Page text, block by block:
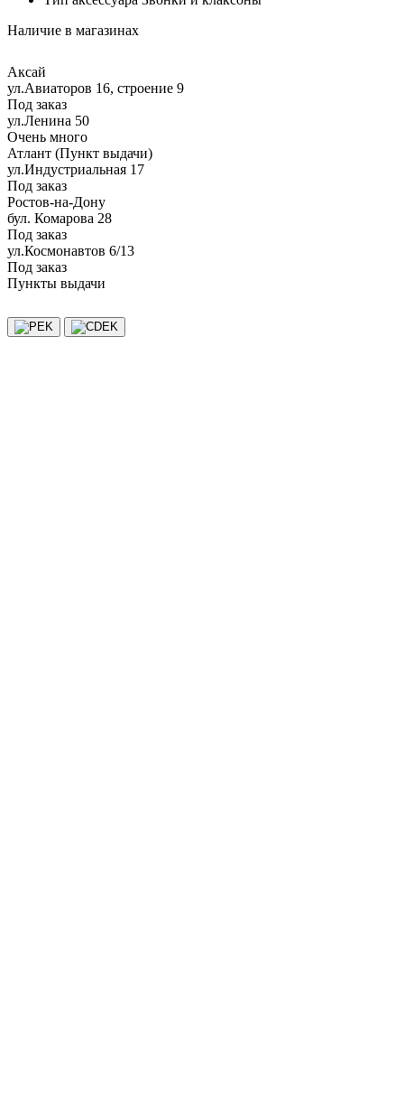
Наличие в магазинах
Аксай
ул.Авиаторов 16, строение 9
Под заказ
ул.Ленина 50
Очень много
Атлант (Пункт выдачи)
ул.Индустриальная 17
Под заказ
Ростов-на-Дону
бул. Комарова 28
Под заказ
ул.Космонавтов 6/13
Под заказ
Пункты выдачи